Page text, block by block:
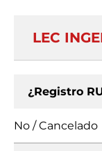
LEC
¿Registro
No / Cancelado